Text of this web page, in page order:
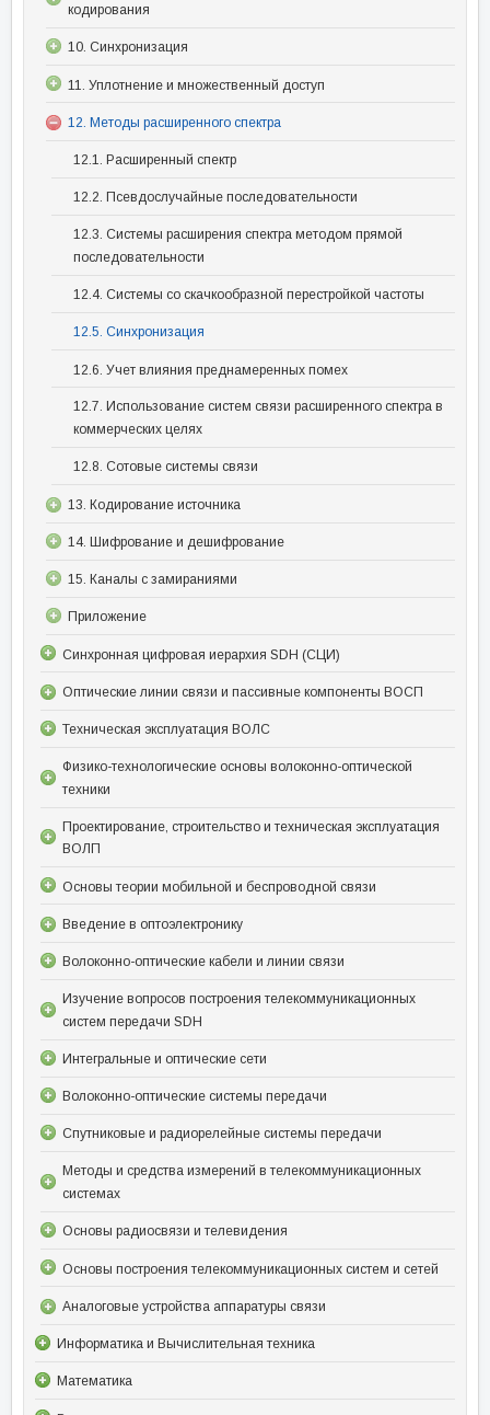
кодирования
10. Синхронизация
11. Уплотнение и множественный доступ
12. Методы расширенного спектра
12.1. Расширенный спектр
12.2. Псевдослучайные последовательности
12.3. Системы расширения спектра методом прямой
последовательности
12.4. Системы со скачкообразной перестройкой частоты
12.5. Синхронизация
12.6. Учет влияния преднамеренных помех
12.7. Использование систем связи расширенного спектра в
коммерческих целях
12.8. Сотовые системы связи
13. Кодирование источника
14. Шифрование и дешифрование
15. Каналы с замираниями
Приложение
Синхронная цифровая иерархия SDH (СЦИ)
Оптические линии связи и пассивные компоненты ВОСП
Техническая эксплуатация ВОЛС
Физико-технологические основы волоконно-оптической
техники
Проектирование, строительство и техническая эксплуатация
ВОЛП
Основы теории мобильной и беспроводной связи
Введение в оптоэлектронику
Волоконно-оптические кабели и линии связи
Изучение вопросов построения телекоммуникационных
систем передачи SDH
Интегральные и оптические сети
Волоконно-оптические системы передачи
Спутниковые и радиорелейные системы передачи
Методы и средства измерений в телекоммуникационных
системах
Основы радиосвязи и телевидения
Основы построения телекоммуникационных систем и сетей
Аналоговые устройства аппаратуры связи
Информатика и Вычислительная техника
Математика